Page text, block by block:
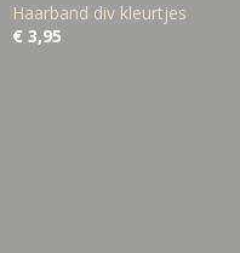
Haarband div kleurtjes
€ 3,95